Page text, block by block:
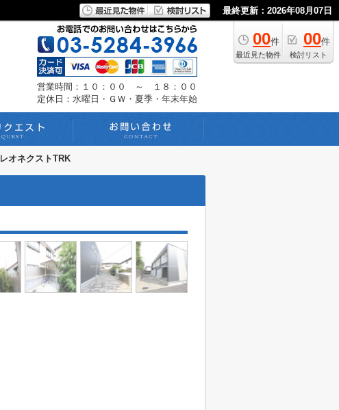
最終更新：2026年08月07日
00件
最近見た物件
00件
検討リスト
営業時間：１０：００ ～ １８：００
定休日：水曜日・ＧＷ・夏季・年末年始
レオネクストTRK